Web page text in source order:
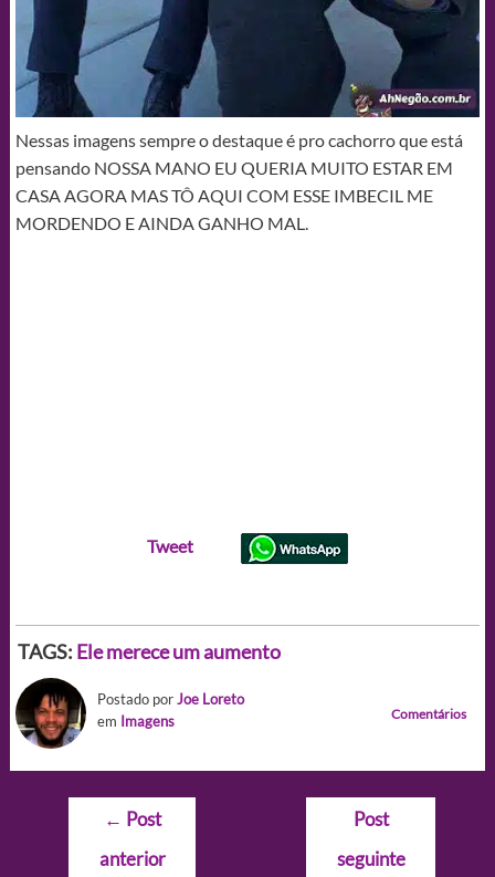
Nessas imagens sempre o destaque é pro cachorro que está
pensando NOSSA MANO EU QUERIA MUITO ESTAR EM
CASA AGORA MAS TÔ AQUI COM ESSE IMBECIL ME
MORDENDO E AINDA GANHO MAL.
Tweet
TAGS: Ele merece um aumento
Postado porJoe Loreto
em Imagens Comentários
Navegação
Post
← Post
anterior
Post
seguinte